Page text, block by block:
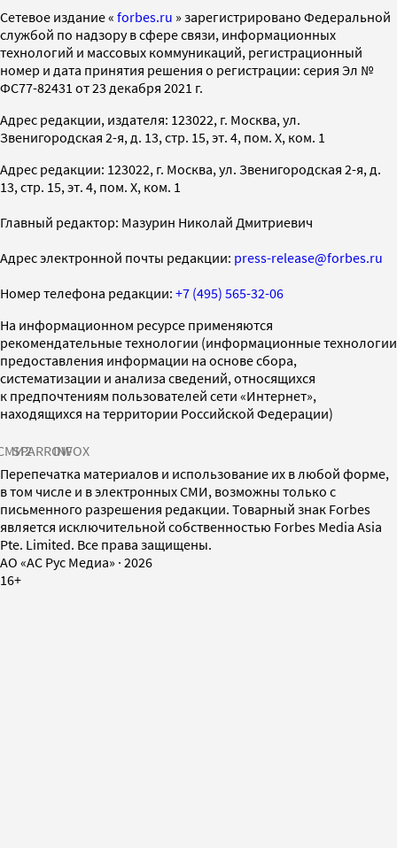
Cетевое издание « forbes.ru » зарегистрировано Федеральной
службой по надзору в сфере связи, информационных
технологий и массовых коммуникаций, регистрационный
номер и дата принятия решения о регистрации: серия Эл №
ФС77-82431 от 23 декабря 2021 г.
Адрес редакции, издателя: 123022, г. Москва, ул.
Звенигородская 2-я, д. 13, стр. 15, эт. 4, пом. X, ком. 1
Адрес редакции: 123022, г. Москва, ул. Звенигородская 2-я, д.
13, стр. 15, эт. 4, пом. X, ком. 1
Главный редактор: Мазурин Николай Дмитриевич
Адрес электронной почты редакции: press-release@forbes.ru
Номер телефона редакции: +7 (495) 565-32-06
На информационном ресурсе применяются
рекомендательные технологии (информационные технологии
предоставления информации на основе сбора,
систематизации и анализа сведений, относящихся
к предпочтениям пользователей сети «Интернет»,
находящихся на территории Российской Федерации)
SPARROWINFOX
Перепечатка материалов и использование их в любой форме,
в том числе и в электронных СМИ, возможны только с
письменного разрешения редакции. Товарный знак Forbes
является исключительной собственностью Forbes Media Asia
Pte. Limited. Все права защищены.
AO «АС Рус Медиа» · 2026
16+